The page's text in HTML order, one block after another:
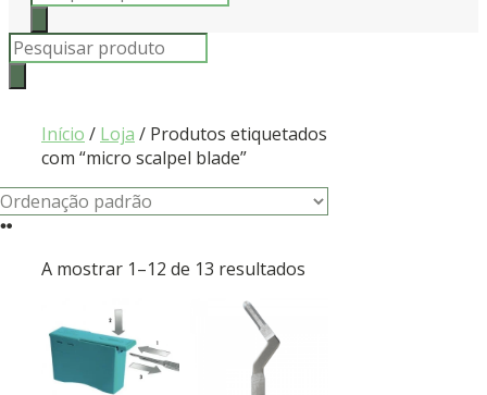
Products
search
Início / Loja / Produtos etiquetados
com “micro scalpel blade”
A mostrar 1–12 de 13 resultados